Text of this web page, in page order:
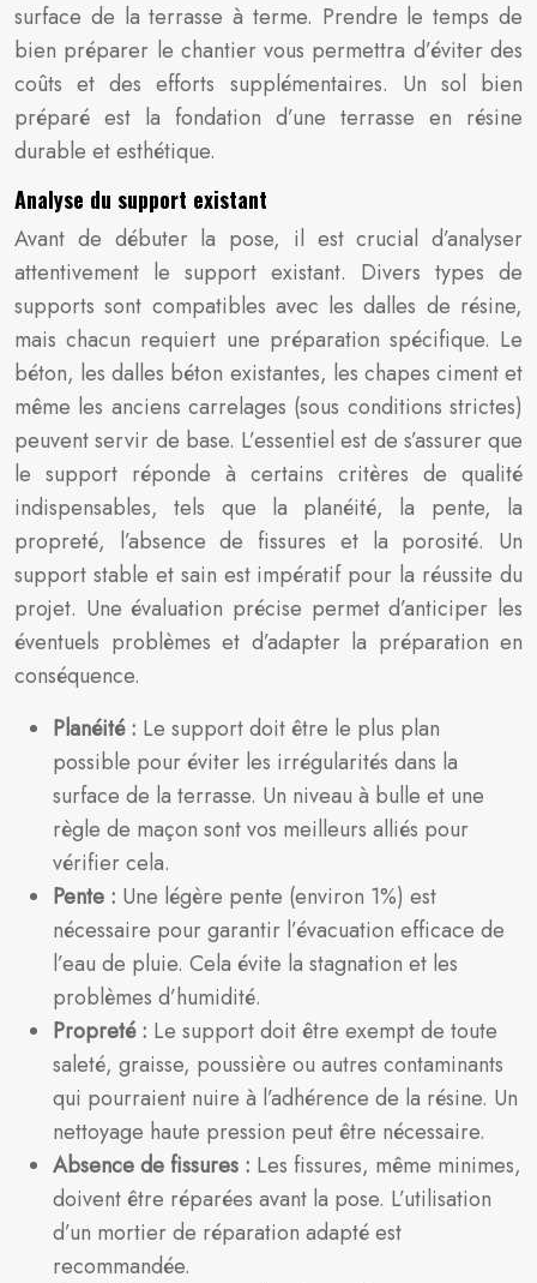
surface de la terrasse à terme. Prendre le temps de
bien préparer le chantier vous permettra d’éviter des
coûts et des efforts supplémentaires. Un sol bien
préparé est la fondation d’une terrasse en résine
durable et esthétique.
Analyse du support existant
Avant de débuter la pose, il est crucial d’analyser
attentivement le support existant. Divers types de
supports sont compatibles avec les dalles de résine,
mais chacun requiert une préparation spécifique. Le
béton, les dalles béton existantes, les chapes ciment et
même les anciens carrelages (sous conditions strictes)
peuvent servir de base. L’essentiel est de s’assurer que
le support réponde à certains critères de qualité
indispensables, tels que la planéité, la pente, la
propreté, l’absence de fissures et la porosité. Un
support stable et sain est impératif pour la réussite du
projet. Une évaluation précise permet d’anticiper les
éventuels problèmes et d’adapter la préparation en
conséquence.
Planéité : Le support doit être le plus plan
possible pour éviter les irrégularités dans la
surface de la terrasse. Un niveau à bulle et une
règle de maçon sont vos meilleurs alliés pour
vérifier cela.
Pente : Une légère pente (environ 1%) est
nécessaire pour garantir l’évacuation efficace de
l’eau de pluie. Cela évite la stagnation et les
problèmes d’humidité.
Propreté : Le support doit être exempt de toute
saleté, graisse, poussière ou autres contaminants
qui pourraient nuire à l’adhérence de la résine. Un
nettoyage haute pression peut être nécessaire.
Absence de fissures : Les fissures, même minimes,
doivent être réparées avant la pose. L’utilisation
d’un mortier de réparation adapté est
recommandée.